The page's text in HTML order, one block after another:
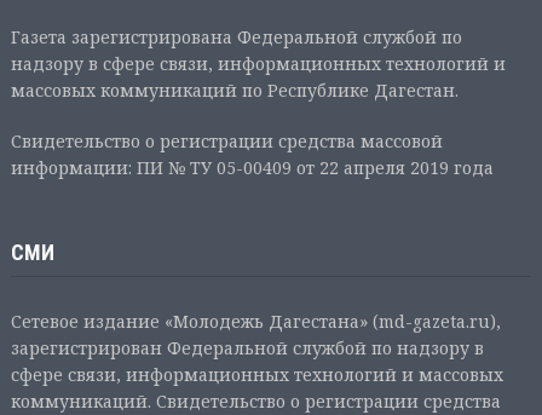
Газета зарегистрирована Федеральной службой по
надзору в сфере связи, информационных технологий и
массовых коммуникаций по Республике Дагестан.
Свидетельство о регистрации средства массовой
информации: ПИ № ТУ 05-00409 от 22 апреля 2019 года
СМИ
Сетевое издание «Молодежь Дагестана» (md-gazeta.ru),
зарегистрирован Федеральной службой по надзору в
сфере связи, информационных технологий и массовых
коммуникаций. Свидетельство о регистрации средства